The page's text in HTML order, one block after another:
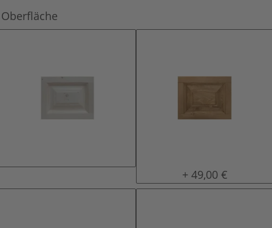
Oberfläche
gewachst
+ 49,00 €